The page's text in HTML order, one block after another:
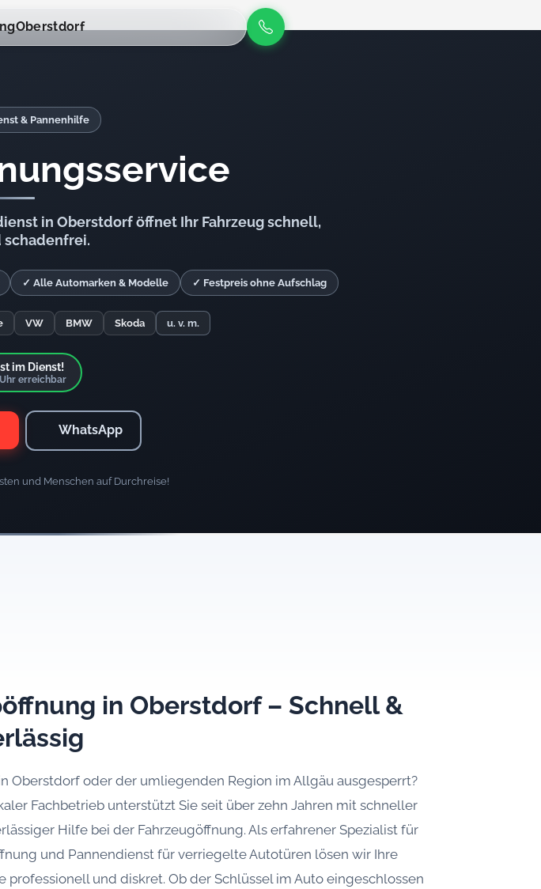
Oberstdorf
& Pannenhilfe
in Oberstdorf öffnet Ihr Fahrzeug schnell,
schadenfrei.
✓ Alle Automarken & Modelle ✓ Festpreis ohne Aufschlag
VW BMW Skoda u. v. m.
im Dienst!
erreichbar
WhatsApp
und Menschen auf Durchreise!
in Oberstdorf – Schnell &
Oberstdorf oder der umliegenden Region im Allgäu ausgesperrt?
Fachbetrieb unterstützt Sie seit über zehn Jahren mit schneller
Hilfe bei der Fahrzeugöffnung. Als erfahrener Spezialist für
und Pannendienst für verriegelte Autotüren lösen wir Ihre
professionell und diskret. Ob der Schlüssel im Auto eingeschlossen